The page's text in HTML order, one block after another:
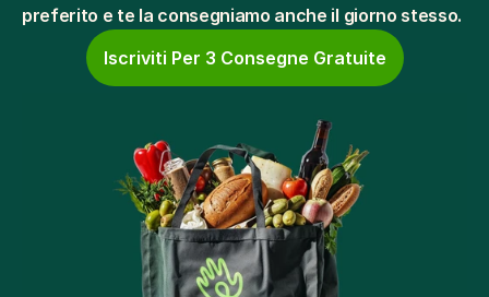
preferito e te la consegniamo anche il giorno stesso.
Iscriviti Per 3 Consegne Gratuite